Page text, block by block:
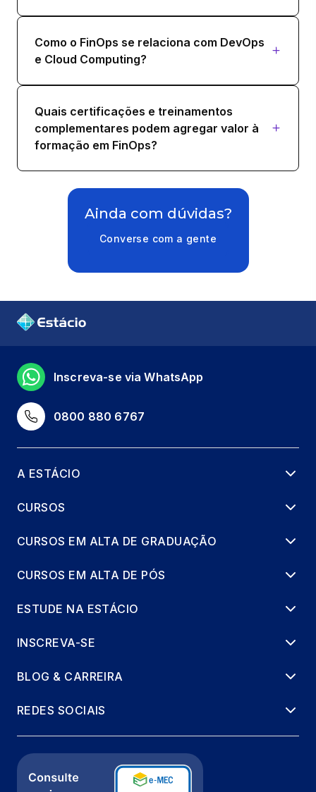
Como o FinOps se relaciona com DevOps
e Cloud Computing?
Quais certificações e treinamentos
complementares podem agregar valor à
formação em FinOps?
Ainda com dúvidas?
Converse com a gente
0800 880 6767
Inscreva-se via WhatsApp
A ESTÁCIO
CURSOS
CURSOS EM ALTA DE GRADUAÇÃO
CURSOS EM ALTA DE PÓS
ESTUDE NA ESTÁCIO
INSCREVA-SE
BLOG & CARREIRA
REDES SOCIAIS